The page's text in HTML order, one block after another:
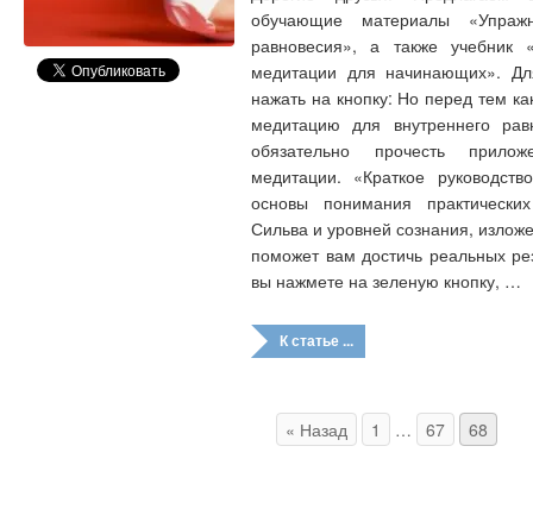
обучающие материалы
равновесия», а также учебник
медитации для начинающих».
нажать на кнопку: Но перед тем
медитацию для внутреннего
обязательно прочесть
медитации. «Краткое
основы понимания
Сильва и уровней сознания,
поможет вам достичь реальных
вы нажмете на зеленую кнопку, …
К статье ...
« Назад 1 … 67 68